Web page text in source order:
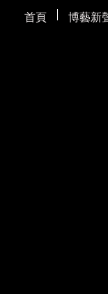
首頁 博藝新